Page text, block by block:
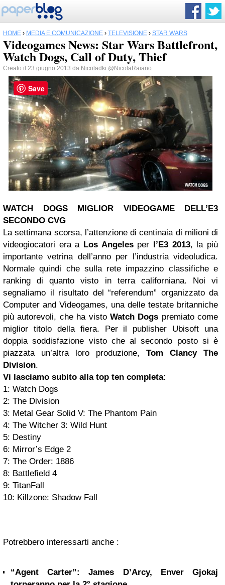
HOME › MEDIA E COMUNICAZIONE › TELEVISIONE › STAR WARS
Videogames News: Star Wars Battlefront,
Watch Dogs, Call of Duty, Thief
Creato il 23 giugno 2013 da Nicoladki @NicolaRaiano
WATCH DOGS MIGLIOR VIDEOGAME DELL’E3
SECONDO CVG
La settimana scorsa, l’attenzione di centinaia di milioni di
videogiocatori era a Los Angelesper l’E3 2013, la più
importante vetrina dell’anno per l’industria videoludica.
Normale quindi che sulla rete impazzino classifiche e
ranking di quanto visto in terra californiana. Noi vi
segnaliamo il risultato del “referendum” organizzato da
Computer and Videogames, una delle testate britanniche
più autorevoli, che ha visto Watch Dogs premiato come
miglior titolo della fiera. Per il publisher Ubisoft una
doppia soddisfazione visto che al secondo posto si è
piazzata un’altra loro produzione, Tom Clancy
The
Division.
Vi lasciamo subito alla top ten completa:
1: Watch Dogs
2: The Division
3: Metal Gear Solid V: The Phantom Pain
4: The Witcher 3: Wild Hunt
5: Destiny
6: Mirror’s Edge 2
7: The Order: 1886
8: Battlefield 4
9: TitanFall
10: Killzone: Shadow Fall
Potrebbero interessarti anche :
“Agent Carter”: James D’Arcy, Enver Gjokaj
Save